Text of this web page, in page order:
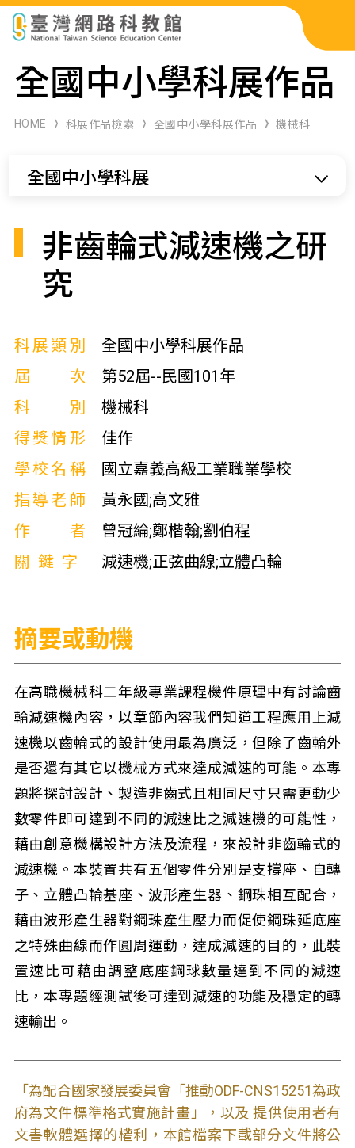
科展作品檢索
科學研習月刊
全國中小學科展作品
HOME 科展作品檢索 全國中小學科展作品 機械科
全國中小學科展
非齒輪式減速機之研
究
科展類別
全國中小學科展作品
屆次
第52屆--民國101年
科別
機械科
得獎情形
佳作
學校名稱
國立嘉義高級工業職業學校
指導老師
黃永國;高文雅
作者
曾冠綸;鄭楷翰;劉伯程
關鍵字
減速機;正弦曲線;立體凸輪
摘要或動機
在高職機械科二年級專業課程機件原理中有討論齒
輪減速機內容，以章節內容我們知道工程應用上減
速機以齒輪式的設計使用最為廣泛，但除了齒輪外
是否還有其它以機械方式來達成減速的可能。本專
題將探討設計、製造非齒式且相同尺寸只需更動少
數零件即可達到不同的減速比之減速機的可能性，
藉由創意機構設計方法及流程，來設計非齒輪式的
減速機。本裝置共有五個零件分別是支撐座、自轉
子、立體凸輪基座、波形產生器、鋼珠相互配合，
藉由波形產生器對鋼珠產生壓力而促使鋼珠延底座
之特殊曲線而作圓周運動，達成減速的目的，此裝
置速比可藉由調整底座鋼球數量達到不同的減速
比，本專題經測試後可達到減速的功能及穩定的轉
速輸出。
「為配合國家發展委員會「推動ODF-CNS15251為政
府為文件標準格式實施計畫」，以及 提供使用者有
文書軟體選擇的權利，本館檔案下載部分文件將公